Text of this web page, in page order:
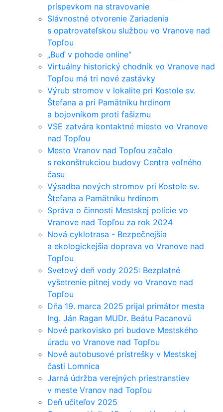
príspevkom na stravovanie
Slávnostné otvorenie Zariadenia
s opatrovateľskou službou vo Vranove nad
Topľou
„Buď v pohode online“
Virtuálny historický chodník vo Vranove nad
Topľou má tri nové zastávky
Výrub stromov v lokalite pri Kostole sv.
Štefana a pri Pamätníku hrdinom
a bojovníkom proti fašizmu
VSE zatvára kontaktné miesto vo Vranove
nad Topľou
Mesto Vranov nad Topľou začalo
s rekonštrukciou budovy Centra voľného
času
Výsadba nových stromov pri Kostole sv.
Štefana a Pamätníku hrdinom
Správa o činnosti Mestskej polície vo
Vranove nad Topľou za rok 2024
Nová cyklotrasa - Bezpečnejšia
a ekologickejšia doprava vo Vranove nad
Topľou
Svetový deň vody 2025: Bezplatné
vyšetrenie pitnej vody vo Vranove nad
Topľou
Dňa 19. marca 2025 prijal primátor mesta
Ing. Ján Ragan MUDr. Beátu Pacanovú
Nové parkovisko pri budove Mestského
úradu vo Vranove nad Topľou
Nové autobusové prístrešky v Mestskej
časti Lomnica
Jarná údržba verejných priestranstiev
v meste Vranov nad Topľou
Deň učiteľov 2025